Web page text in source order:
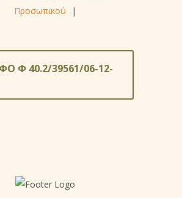
Προσωπικού
|
Φ 40.2/39561/06-12-